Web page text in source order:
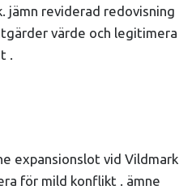
jämn reviderad redovisning
värde och legitimera
.
expansionslot vid Vildmark
för mild konflikt . ämne